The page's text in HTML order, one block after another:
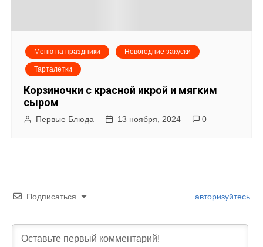
Меню на праздники Новогодние закуски
Тарталетки
Корзиночки с красной икрой и мягким
сыром
Первые Блюда 13 ноября, 2024 0
Подписаться авторизуйтесь